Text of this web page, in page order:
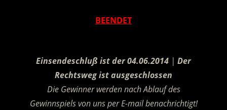
BEENDET
Einsendeschluß ist der 04.06.2014 | Der
Rechtsweg ist ausgeschlossen
Die Gewinner werden nach Ablauf des
Gewinnspiels von uns per E-mail benachrichtigt!